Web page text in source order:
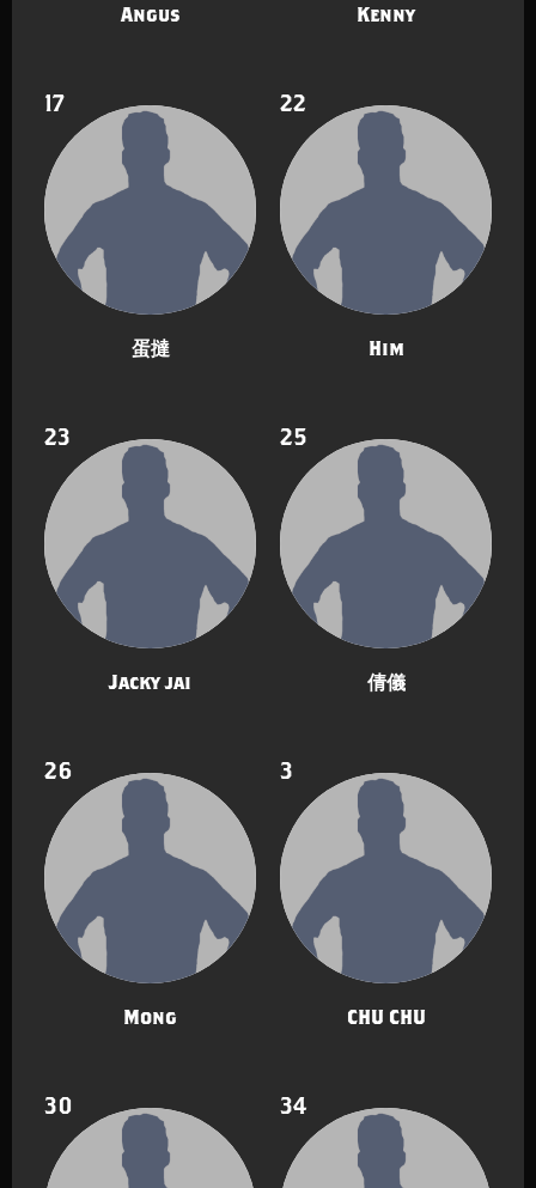
Angus Kenny
17
蛋撻
22
Him
23
Jacky jai
25
倩儀
26
Mong
3
CHU CHU
30 34